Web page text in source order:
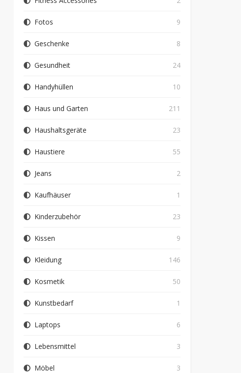
Fotos 9
Geschenke 8
Gesundheit 24
Handyhüllen 10
Haus und Garten 211
Haushaltsgeräte 23
Haustiere 55
Jeans 2
Kaufhäuser 1
Kinderzubehör 23
Kissen 9
Kleidung 146
Kosmetik 50
Kunstbedarf 1
Laptops 6
Lebensmittel 3
Möbel 3